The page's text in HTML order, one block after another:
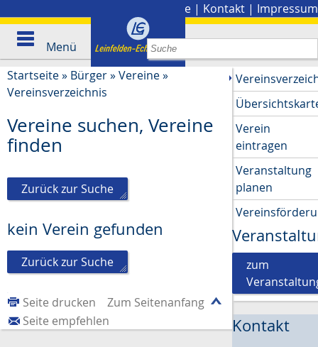
Presse | Kontakt | Impressum
Menü
Startseite» Bürger»Vereine»
Vereinsverzeichnis
Vereine suchen, Vereine
finden
Zurück zur Suche
kein Verein gefunden
Zurück zur Suche
Zum Seitenanfang
Seite drucken
Seite empfehlen
Verein
eintragen
Veranstaltung
planen
zum
Kontakt